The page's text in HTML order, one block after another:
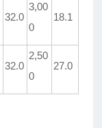
32.0
3,00
0
18.1
32.0
2,50
0
27.0